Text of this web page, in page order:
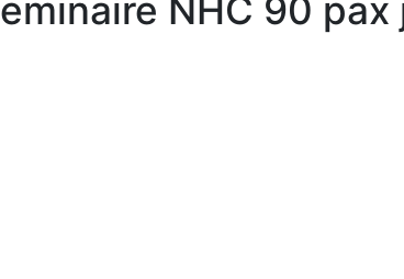
NHC 90 pax